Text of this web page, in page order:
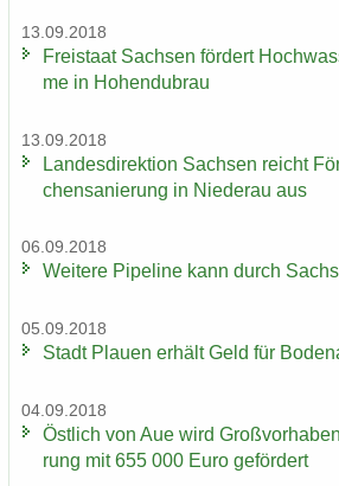
13.09.2018
Frei­staat Sach­sen för­dert
me in Ho­hen­du­brau
13.09.2018
Lan­des­di­rek­ti­on Sach­sen reicht
chen­sa­nie­rung in Nie­der­au aus
06.09.2018
Wei­te­re Pipe­line kann durch
05.09.2018
Stadt Plau­en er­hält Geld für
04.09.2018
Öst­lich von Aue wird
rung mit 655 000 Euro ge­för­dert